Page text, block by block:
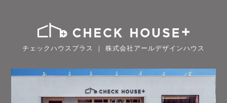
チェックハウスプラス ｜ 株式会社アールデザインハウス